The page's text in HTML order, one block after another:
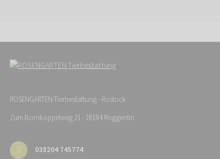
ROSENGARTEN-Tierbestattung - Rostock
Zum Bornkoppelweg 21 · 18184 Roggentin
038204 745774